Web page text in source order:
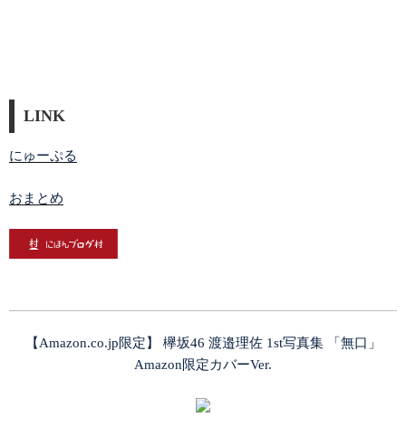
LINK
にゅーぷる
おまとめ
【Amazon.co.jp限定】 欅坂46 渡邉理佐 1st写真集 「無口」
Amazon限定カバーVer.